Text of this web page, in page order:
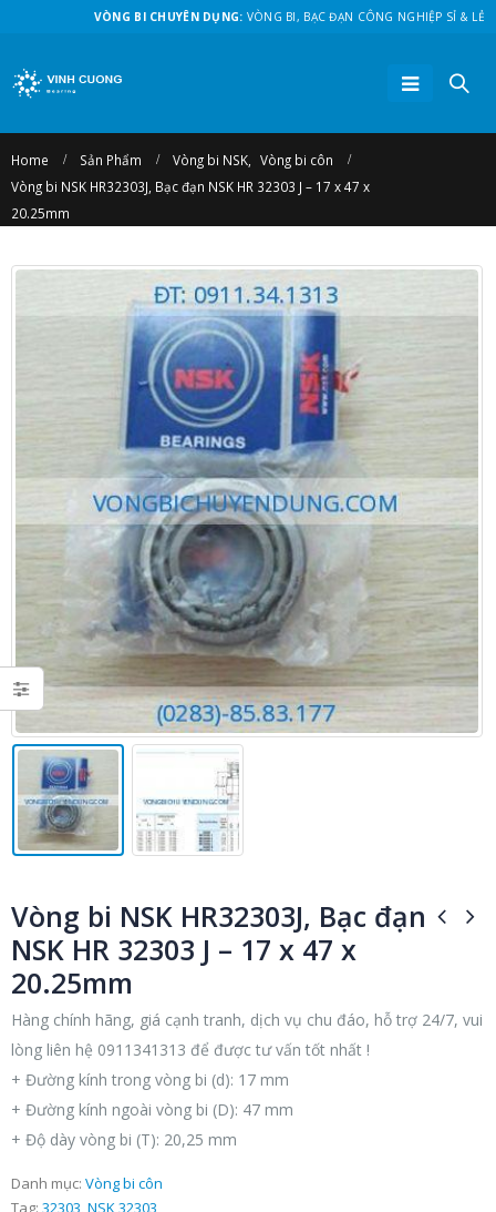
VÒNG BI CHUYÊN DỤNG: VÒNG BI, BẠC ĐẠN CÔNG NGHIỆP SỈ & LẺ
Home Sản Phẩm Vòng bi NSK
Vòng bi côn
Vòng bi NSK HR32303J, Bạc đạn NSK HR 32303 J – 17 x 47 x
20.25mm
Vòng bi NSK HR32303J, Bạc đạn
NSK HR 32303 J – 17 x 47 x
20.25mm
Hàng chính hãng, giá cạnh tranh, dịch vụ chu đáo, hỗ trợ 24/7, vui
lòng liên hệ 0911341313 để được tư vấn tốt nhất !
+ Đường kính trong vòng bi (d): 17 mm
+ Đường kính ngoài vòng bi (D): 47 mm
+ Độ dày vòng bi (T): 20,25 mm
Danh mục: Vòng bi côn
Tag: 32303,NSK 32303